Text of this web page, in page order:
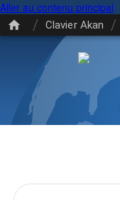
Aller au contenu principal
/ Clavier Akan /